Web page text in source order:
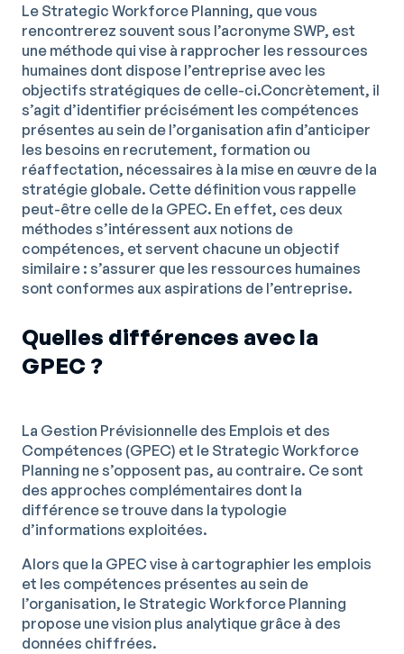
Le Strategic Workforce Planning, que vous
rencontrerez souvent sous l’acronyme SWP, est
une méthode qui vise à rapprocher les ressources
humaines dont dispose l’entreprise avec les
objectifs stratégiques de celle-ci.Concrètement, il
s’agit d’identifier précisément les compétences
présentes au sein de l’organisation afin d’anticiper
les besoins en recrutement, formation ou
réaffectation, nécessaires à la mise en œuvre de la
stratégie globale. Cette définition vous rappelle
peut-être celle de la GPEC. En effet, ces deux
méthodes s’intéressent aux notions de
compétences, et servent chacune un objectif
similaire : s’assurer que les ressources humaines
sont conformes aux aspirations de l’entreprise.
Quelles différences avec la
GPEC ?
La Gestion Prévisionnelle des Emplois et des
Compétences (GPEC) et le Strategic Workforce
Planning ne s’opposent pas, au contraire. Ce sont
des approches complémentaires dont la
différence se trouve dans la typologie
d’informations exploitées.
Alors que la GPEC vise à cartographier les emplois
et les compétences présentes au sein de
l’organisation, le Strategic Workforce Planning
propose une vision plus analytique grâce à des
données chiffrées.